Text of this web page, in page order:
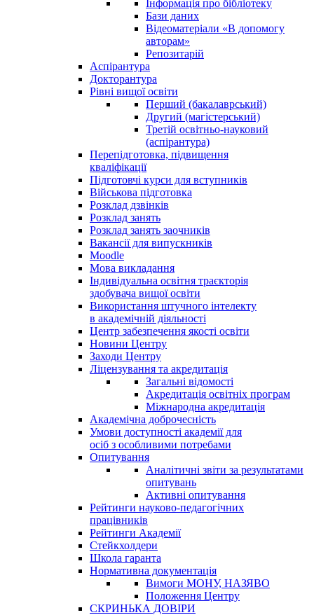
Інформація про бібліотеку
Бази даних
Відеоматеріали «В допомогу
авторам»
Репозитарій
Аспірантура
Докторантура
Рівні вищої освіти
Перший (бакалаврський)
Другий (магістерський)
Третій освітньо-науковий
(аспірантура)
Перепідготовка, підвищення
кваліфікації
Пiдготовчі курси для вступників
Військова підготовка
Розклад дзвінків
Розклад занять
Розклад занять заочників
Вакансії для випускників
Moodle
Мова викладання
Індивідуальна освітня траєкторія
здобувача вищої освіти
Використання штучного інтелекту
в академічній діяльності
Центр забезпечення якості освіти
Новини Центру
Заходи Центру
Ліцензування та акредитація
Загальні відомості
Акредитація освітніх програм
Міжнародна акредитація
Академічна доброчесність
Умови доступності академії для
осіб з особливими потребами
Опитування
Аналітичні звіти за результатами
опитувань
Активні опитування
Рейтинги науково-педагогічних
працівників
Рейтинги Академії
Стейкхолдери
Школа гаранта
Нормативна документація
Вимоги МОНУ, НАЗЯВО
Положення Центру
СКРИНЬКА ДОВІРИ